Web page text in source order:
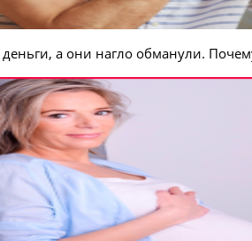
а они нагло обманули.